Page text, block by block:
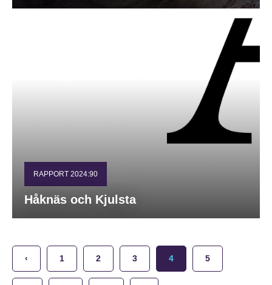
RAPPORT 2024:90
Håknäs och Kjulsta
‹ 1 2 3 4 5